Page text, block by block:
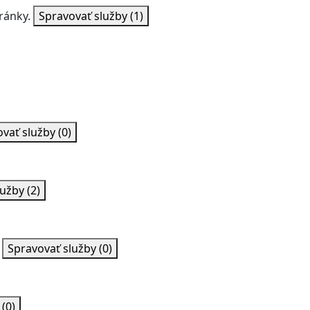
Spravovať služby(1)
služby(0)
(2)
Spravovať služby(0)
(0)